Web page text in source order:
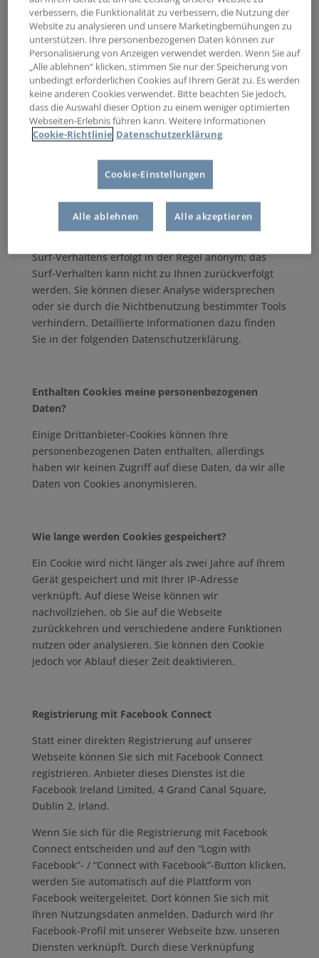
deren Methoden für die Erfassung von Daten sich
von unseren unterscheiden können. Sie sollten die
Datenschutzhinweise von Drittanbietern überprüfen,
bevor Sie ihnen personenbezogene Daten zur
Verfügung stellen oder ihre Webseite nutzen: Wir
haben keine Kontrolle über diese Drittanbieter und
deren Verwendung von Cookies.
Analyse-Tools und Tools von Drittanbietern
Beim Besuch unserer Webseite kann Ihr Surf-
geschieht vor allem mit Cookies und mit
Surf-Verhaltens erfolgt in der Regel anonym; das
Surf-Verhalten kann nicht zu Ihnen zurückverfolgt
werden. Sie können dieser Analyse widersprechen
oder sie durch die Nichtbenutzung bestimmter Tools
verhindern. Detaillierte Informationen dazu finden
Sie in der folgenden Datenschutzerklärung.
Enthalten Cookies meine personenbezogenen
Daten?
Einige Drittanbieter-Cookies können Ihre
personenbezogenen Daten enthalten, allerdings
haben wir keinen Zugriff auf diese Daten, da wir alle
Daten von Cookies anonymisieren.
Wie lange werden Cookies gespeichert?
Ein Cookie wird nicht länger als zwei Jahre auf Ihrem
Gerät gespeichert und mit Ihrer IP-Adresse
verknüpft. Auf diese Weise können wir
nachvollziehen, ob Sie auf die Webseite
zurückkehren und verschiedene andere Funktionen
nutzen oder analysieren. Sie können den Cookie
jedoch vor Ablauf dieser Zeit deaktivieren.
Registrierung mit Facebook Connect
Statt einer direkten Registrierung auf unserer
Webseite können Sie sich mit Facebook Connect
registrieren. Anbieter dieses Dienstes ist die
Facebook Ireland Limited, 4 Grand Canal Square,
Dublin 2, Irland.
Wenn Sie sich für die Registrierung mit Facebook
Connect entscheiden und auf den “Login with
Facebook”- / “Connect with Facebook”-Button klicken,
werden Sie automatisch auf die Plattform von
Facebook weitergeleitet. Dort können Sie sich mit
Ihren Nutzungsdaten anmelden. Dadurch wird Ihr
Facebook-Profil mit unserer Webseite bzw. unseren
Diensten verknüpft. Durch diese Verknüpfung
verbessern, die Funktionalität zu verbessern, die Nutzung der
Website zu analysieren und unsere Marketingbemühungen zu
unterstützen. Ihre personenbezogenen Daten können zur
Personalisierung von Anzeigen verwendet werden. Wenn Sie auf
„Alle ablehnen“ klicken, stimmen Sie nur der Speicherung von
unbedingt erforderlichen Cookies auf Ihrem Gerät zu. Es werden
keine anderen Cookies verwendet. Bitte beachten Sie jedoch,
dass die Auswahl dieser Option zu einem weniger optimierten
Webseiten-Erlebnis führen kann. Weitere Informationen
Cookie-Richtlinie Datenschutzerklärung
Cookie-Einstellungen
Alle ablehnen Alle akzeptieren